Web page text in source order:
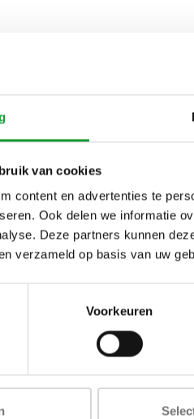
van cookies
content en advertenties te
Ook delen we informatie
Deze partners kunnen
verzameld op basis van uw
Voorkeuren